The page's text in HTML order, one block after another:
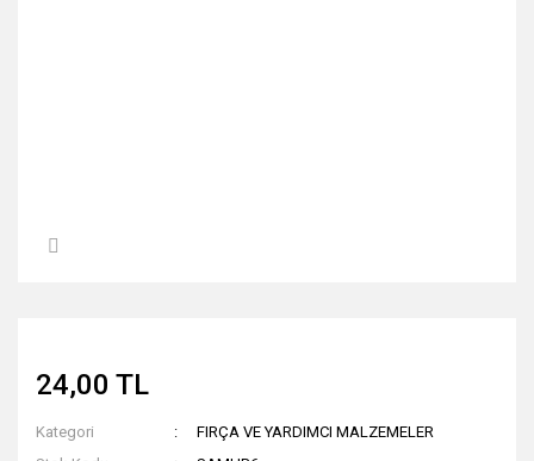
24,00 TL
Kategori
FIRÇA VE YARDIMCI MALZEMELER